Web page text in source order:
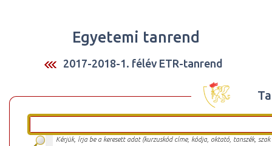
Egyetemi tanrend
2017-2018-1. félév ETR-tanrend
Kérjük, írja be a keresett adat (kurzuskód címe, kódja, oktató, tanszék,